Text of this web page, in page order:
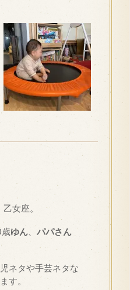
女座。
歳ゆん
パパさん
ネタや手芸ネタな
す。